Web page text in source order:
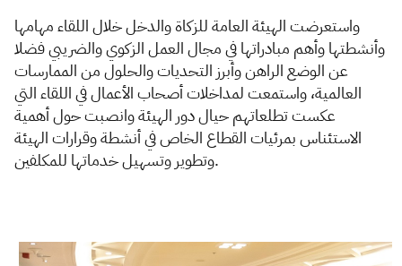
واستعرضت الهيئة العامة للزكاة والدخل خلال اللقاء مهامها
وأنشطتها وأهم مبادراتها في مجال العمل الزكوي والضريبي فضلا
عن الوضع الراهن وأبرز التحديات والحلول من الممارسات
العالمية، واستمعت لمداخلات أصحاب الأعمال في اللقاء التي
عكست تطلعاتهم حيال دور الهيئة وانصبت حول أهمية
الاستئناس بمرئيات القطاع الخاص في أنشطة وقرارات الهيئة
وتطوير وتسهيل خدماتها للمكلفين.